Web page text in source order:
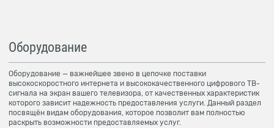
Оборудование
Оборудование — важнейшее звено в цепочке поставки
высокоскоростного интернета и высококачественного цифрового ТВ-
сигнала на экран вашего телевизора, от качественных характеристик
которого зависит надежность предоставления услуги. Данный раздел
посвящён видам оборудования, которое позволит вам полностью
раскрыть возможности предоставляемых услуг.